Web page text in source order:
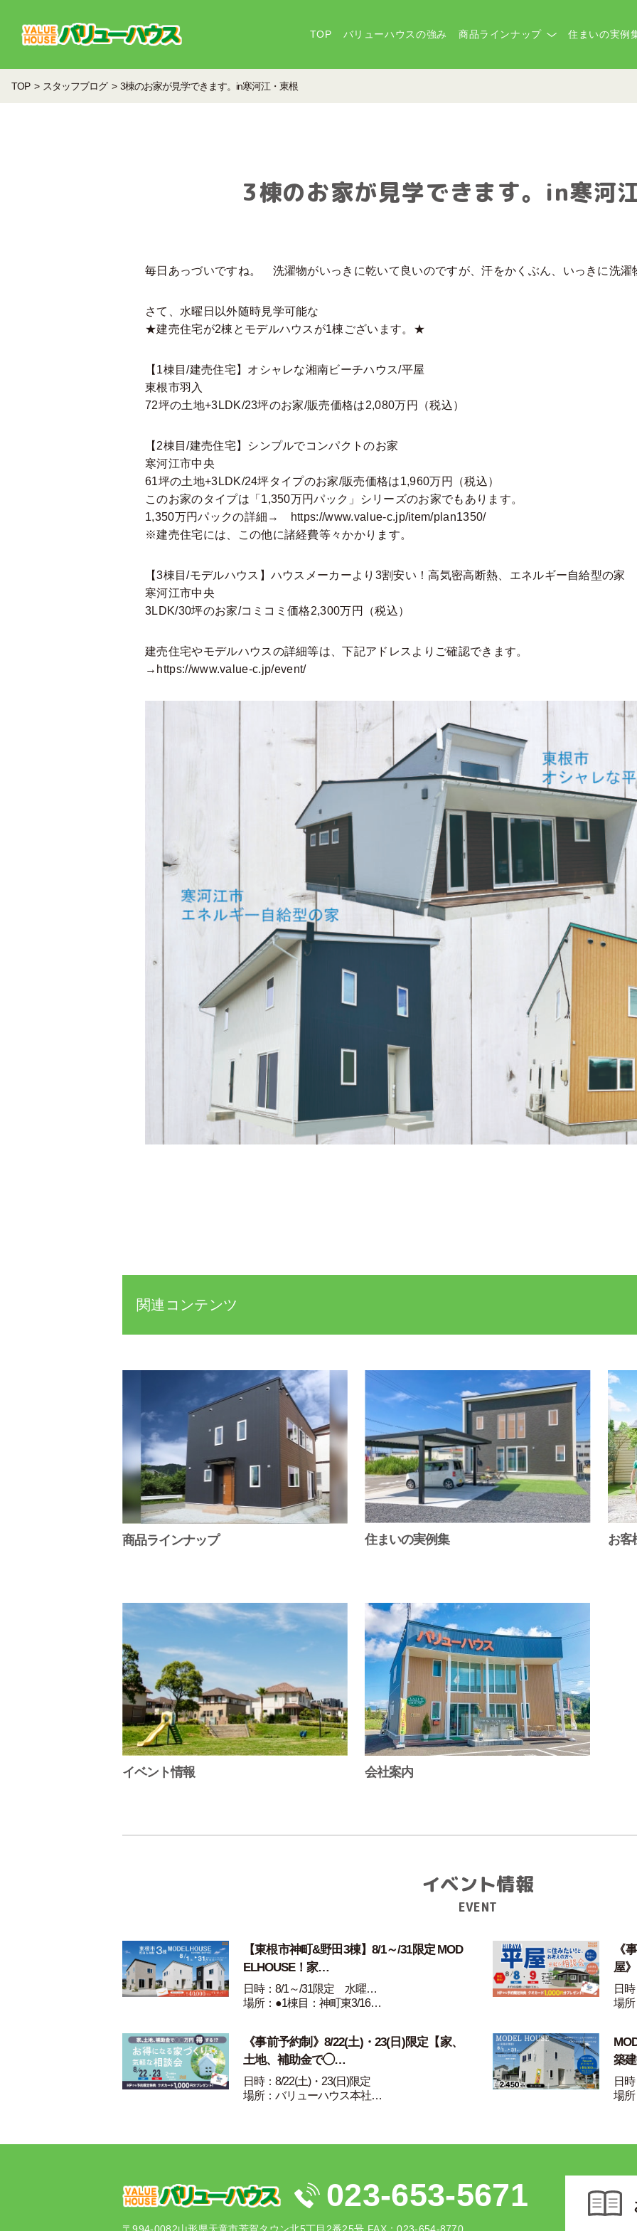
TOP バリューハウスの強み 商品ラインナップ 住まいの実例
TOP スタッフブログ 3棟のお家が見学できます。in寒河江・東根
3棟のお家が見学できます。in寒河
毎日あっづいですね。 洗濯物がいっきに乾いて良いのですが、汗をかくぶん、いっきに洗濯
さて、水曜日以外随時見学可能な
★建売住宅が2棟とモデルハウスが1棟ございます。★
【1棟目/建売住宅】オシャレな湘南ビーチハウス/平屋
東根市羽入
72坪の土地+3LDK/23坪のお家/販売価格は2,080万円（税込）
【2棟目/建売住宅】シンプルでコンパクトのお家
寒河江市中央
61坪の土地+3LDK/24坪タイプのお家/販売価格は1,960万円（税込）
このお家のタイプは「1,350万円パック」シリーズのお家でもあります。
1,350万円パックの詳細→
https://www.value-c.jp/item/plan1350/
※建売住宅には、この他に諸経費等々かかります。
【3棟目/モデルハウス】ハウスメーカーより3割安い！高気密高断熱、エネルギー自給型の家
寒河江市中央
3LDK/30坪のお家/コミコミ価格2,300万円（税込）
建売住宅やモデルハウスの詳細等は、下記アドレスよりご確認できます。
→ https://www.value-c.jp/event/
関連コンテンツ
商品ラインナップ 住まいの実例集 お客
イベント情報 会社案内
イベント情報
EVENT
【東根市神町&野田3棟】8/1～/31限定 MOD
ELHOUSE！家…
日時：8/1～/31限定 水曜…
場所：●1棟目：神町東3/16…
《
屋
日
場
《事前予約制》8/22(土)・23(日)限定【家、
土地、補助金で◯…
日時：8/22(土)・23(日)限定
場所：バリューハウス本社…
築
日
場
023-653-5671